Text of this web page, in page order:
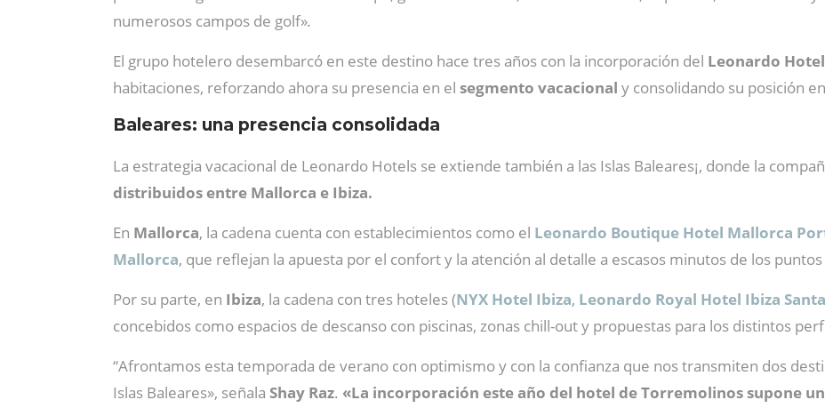
numerosos campos de golf».
El grupo hotelero desembarcó en este destino hace tres años con la incorporación del Leonardo
habitaciones, reforzando ahora su presencia en el segmento vacacional y consolidando su posición
Baleares: una presencia consolidada
La estrategia vacacional de Leonardo Hotels se extiende también a las Islas Baleares¡, donde la
distribuidos entre Mallorca e Ibiza.
En Mallorca, la cadena cuenta con establecimientos como el Leonardo Boutique Hotel Mallorca
Mallorca, que reflejan la apuesta por el confort y la atención al detalle a escasos minutos de los
Por su parte, en Ibiza, la cadena con tres hoteles (NYX Hotel Ibiza, Leonardo Royal Hotel Ibiza
concebidos como espacios de descanso con piscinas, zonas chill-out y propuestas para los distintos
“Afrontamos esta temporada de verano con optimismo y con la confianza que nos transmiten dos
Islas Baleares», señala Shay Raz. «La incorporación este año del hotel de Torremolinos supone